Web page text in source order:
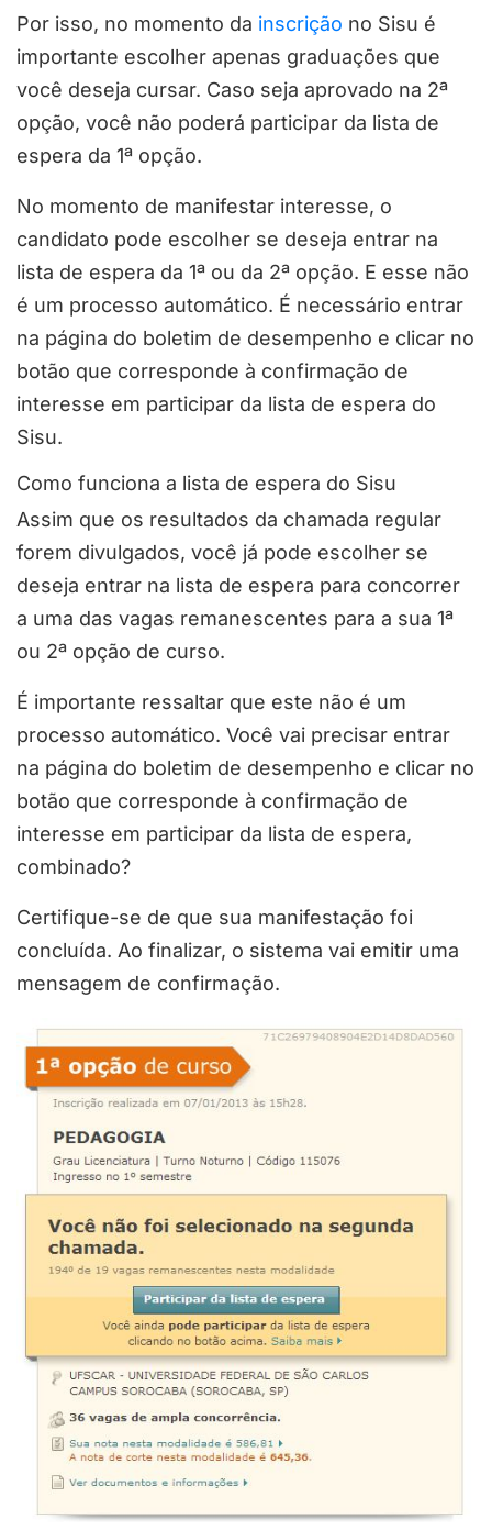
Por isso, no momento da inscrição no Sisu é
importante escolher apenas graduações que
você deseja cursar. Caso seja aprovado na 2ª
opção, você não poderá participar da lista de
espera da 1ª opção.
No momento de manifestar interesse, o
candidato pode escolher se deseja entrar na
lista de espera da 1ª ou da 2ª opção. E esse não
é um processo automático. É necessário entrar
na página do boletim de desempenho e clicar no
botão que corresponde à confirmação de
interesse em participar da lista de espera do
Sisu.
Como funciona a lista de espera do Sisu
Assim que os resultados da chamada regular
forem divulgados, você já pode escolher se
deseja entrar na lista de espera para concorrer
a uma das vagas remanescentes para a sua 1ª
ou 2ª opção de curso.
É importante ressaltar que este não é um
processo automático. Você vai precisar entrar
na página do boletim de desempenho e clicar no
botão que corresponde à confirmação de
interesse em participar da lista de espera,
combinado?
Certifique-se de que sua manifestação foi
concluída. Ao finalizar, o sistema vai emitir uma
mensagem de confirmação.